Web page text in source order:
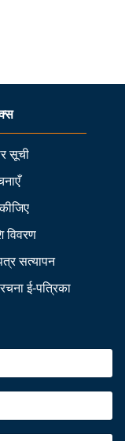
सूची
विवरण
सत्यापन
ई-पत्रिका